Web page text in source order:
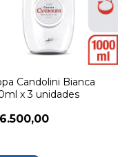
Candolini Bianca
x 3 unidades